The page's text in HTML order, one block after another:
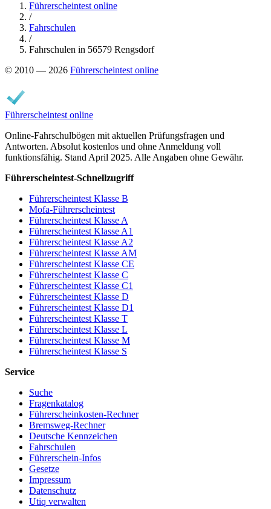
Führerscheintest online
/
Fahrschulen
/
Fahrschulen in 56579 Rengsdorf
© 2010 — 2026 Führerscheintest online
Führerscheintest online
Online-Fahrschulbögen mit aktuellen Prüfungsfragen und
Antworten. Absolut kostenlos und ohne Anmeldung voll
funktionsfähig. Stand April 2025. Alle Angaben ohne Gewähr.
Führerscheintest-Schnellzugriff
Führerscheintest Klasse B
Mofa-Führerscheintest
Führerscheintest Klasse A
Führerscheintest Klasse A1
Führerscheintest Klasse A2
Führerscheintest Klasse AM
Führerscheintest Klasse CE
Führerscheintest Klasse C
Führerscheintest Klasse C1
Führerscheintest Klasse D
Führerscheintest Klasse D1
Führerscheintest Klasse T
Führerscheintest Klasse L
Führerscheintest Klasse M
Führerscheintest Klasse S
Service
Suche
Fragenkatalog
Führerscheinkosten-Rechner
Bremsweg-Rechner
Deutsche Kennzeichen
Fahrschulen
Führerschein-Infos
Gesetze
Impressum
Datenschutz
Utiq verwalten